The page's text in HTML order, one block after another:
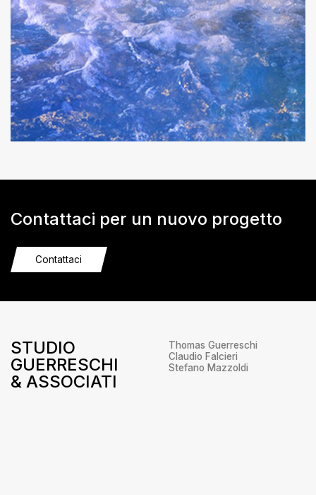
Contattaci per un nuovo progetto
Contattaci
STUDIO
GUERRESCHI
& ASSOCIATI
Thomas Guerreschi
Claudio Falcieri
Stefano Mazzoldi